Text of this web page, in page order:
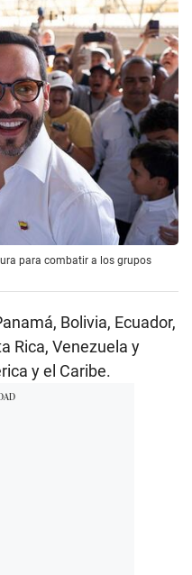
para combatir a los grupos
Bolivia, Ecuador,
Rica, Venezuela y
y el Caribe.